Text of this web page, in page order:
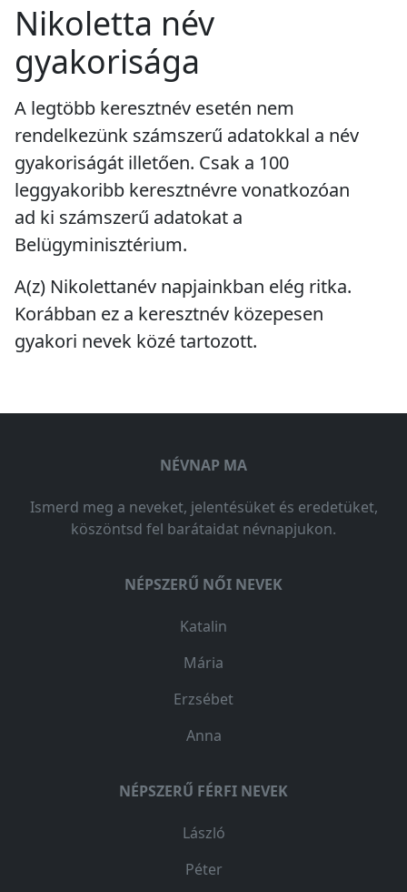
Nikoletta név
gyakorisága
A legtöbb keresztnév esetén nem
rendelkezünk számszerű adatokkal a név
gyakoriságát illetően. Csak a 100
leggyakoribb keresztnévre vonatkozóan
ad ki számszerű adatokat a
Belügyminisztérium.
A(z) Nikolettanév napjainkban elég ritka.
Korábban ez a keresztnév közepesen
gyakori nevek közé tartozott.
NÉVNAP MA
Ismerd meg a neveket, jelentésüket és eredetüket,
köszöntsd fel barátaidat névnapjukon.
NÉPSZERŰ NŐI NEVEK
Katalin
Mária
Erzsébet
Anna
NÉPSZERŰ FÉRFI NEVEK
László
Péter